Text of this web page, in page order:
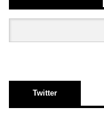
Twitter